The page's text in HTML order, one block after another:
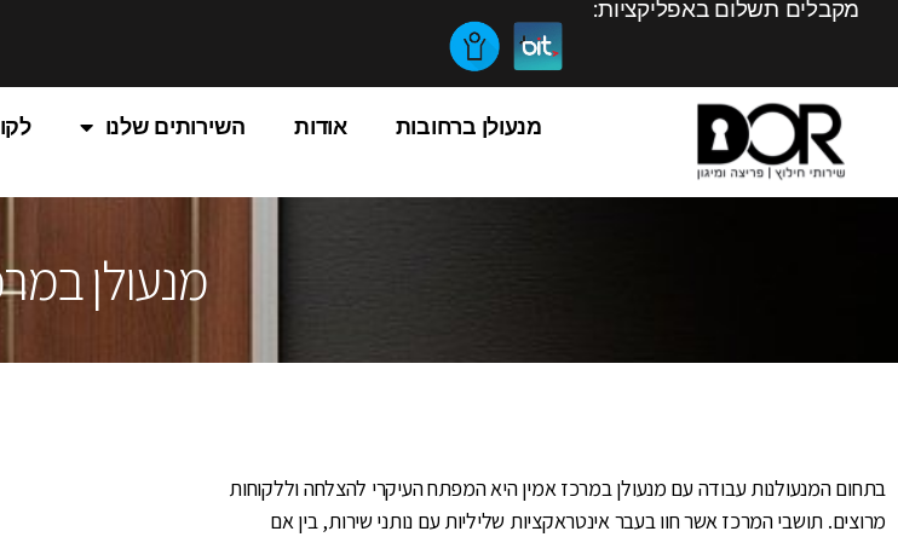
מקבלים תשלום באפליקציות:
מנעולן ברחובות אודות השירותים שלנו
מנעולן
בתחום המנעולנות עבודה עם מנעולן במרכז אמין היא המפתח העיקרי להצלחה וללקוחות
מרוצים. תושבי המרכז אשר חוו בעבר אינטראקציות שליליות עם נותני שירות, בין אם